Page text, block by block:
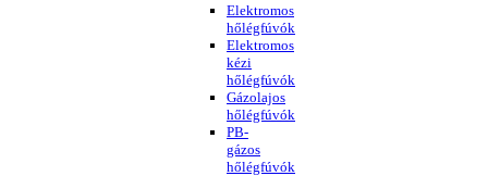
Elektromos
hőlégfúvók
Elektromos
kézi
hőlégfúvók
Gázolajos
hőlégfúvók
PB-
gázos
hőlégfúvók